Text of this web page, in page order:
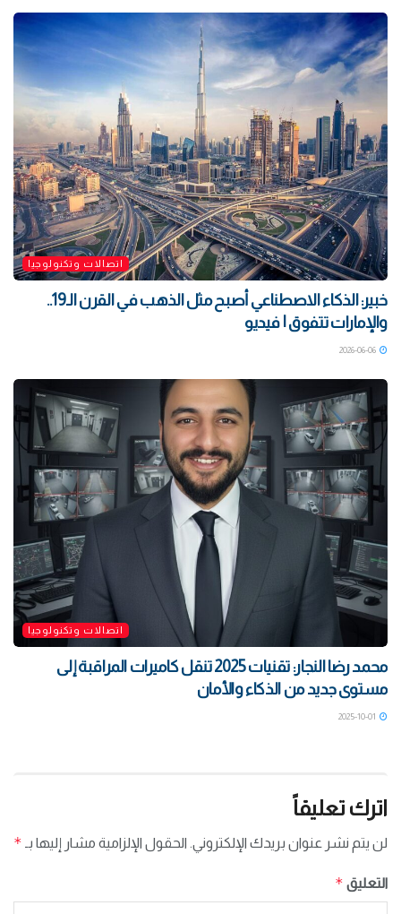
اتصالات وتكنولوجيا
خبير: الذكاء الاصطناعي أصبح مثل الذهب في القرن الـ19..
والإمارات تتفوق | فيديو
اتصالات وتكنولوجيا
محمد رضا النجار: تقنيات 2025 تنقل كاميرات المراقبة إلى
مستوى جديد من الذكاء والأمان
اترك تعليقاً
لن يتم نشر عنوان بريدك الإلكتروني. الحقول الإلزامية مشار إليها بـ *
التعليق *